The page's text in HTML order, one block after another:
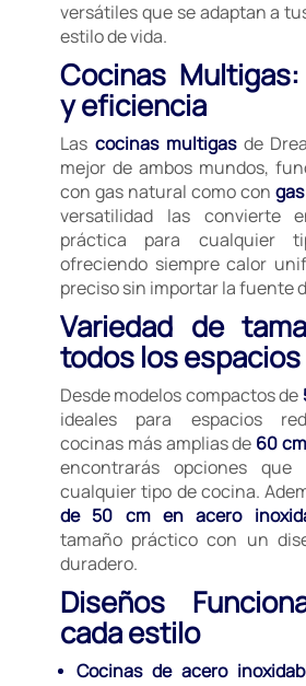
versátiles que se adaptan a
estilo de vida.
Cocinas
y eficiencia
Las cocinas multigas de
mejor de ambos mundos,
con gas natural como con
versatilidad las convierte
práctica para cualquier
ofreciendo siempre calor
preciso sin importar la fuente
Variedad de
todos los espacios
Desde modelos compactos de
ideales para espacios
cocinas más amplias de 60
encontrarás opciones
cualquier tipo de cocina.
de 50 cm en acero
tamaño práctico con un
duradero.
Diseños
cada estilo
Cocinas de acero